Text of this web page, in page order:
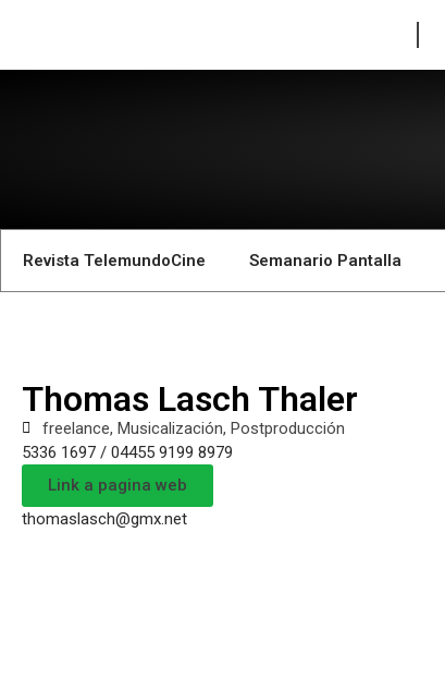
Revista TelemundoCine Semanario Pantalla
Thomas Lasch Thaler
freelance, Musicalización, Postproducción
5336 1697 / 04455 9199 8979
Link a pagina web
thomaslasch@gmx.net